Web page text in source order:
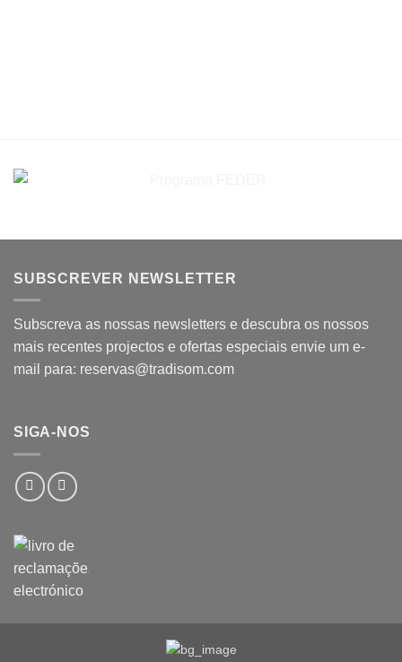
SUBSCREVER NEWSLETTER
Subscreva as nossas newsletters e descubra os nossos
mais recentes projectos e ofertas especiais envie um e-
mail para: reservas@tradisom.com
SIGA-NOS